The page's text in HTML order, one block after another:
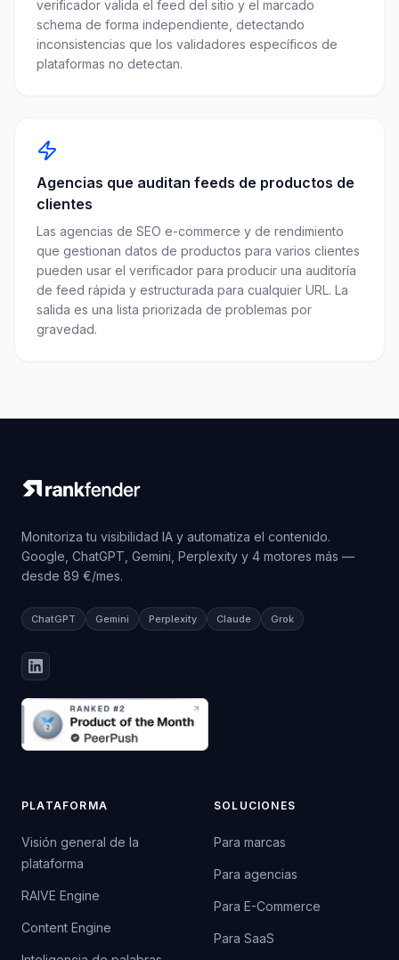
verificador valida el feed del sitio y el marcado
schema de forma independiente, detectando
inconsistencias que los validadores específicos de
plataformas no detectan.
Agencias que auditan feeds de productos de
clientes
Las agencias de SEO e-commerce y de rendimiento
que gestionan datos de productos para varios clientes
pueden usar el verificador para producir una auditoría
de feed rápida y estructurada para cualquier URL. La
salida es una lista priorizada de problemas por
gravedad.
Monitoriza tu visibilidad IA y automatiza el contenido.
Google, ChatGPT, Gemini, Perplexity y 4 motores más —
desde 89 €/mes.
ChatGPT Gemini Perplexity Claude Grok
PLATAFORMA
Visión general de la
plataforma
RAIVE Engine
Content Engine
SOLUCIONES
Para marcas
Para agencias
Para E-Commerce
Para SaaS